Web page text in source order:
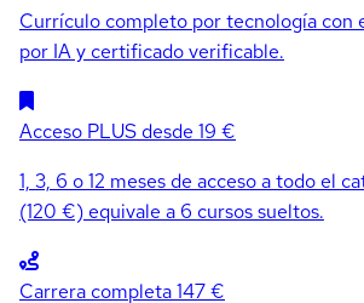
Currículo completo por tecnología con
por IA y certificado verificable.
Acceso PLUS desde 19 €
1, 3, 6 o 12 meses de acceso a todo el
(120 €) equivale a 6 cursos sueltos.
Carrera completa147 €